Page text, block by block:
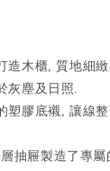
造木櫃, 質地細
灰塵及日照.
塑膠底襯, 讓線
抽屜製造了專